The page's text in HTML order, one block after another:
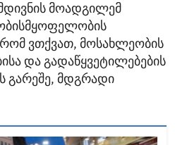
მოადგილემ
რომ ვთქვათ, მოსახლეობის
და გადაწყვეტილებების
გარეშე, მდგრადი